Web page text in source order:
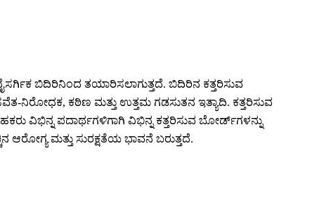
ಬಿದಿರಿನಿಂದ ತಯಾರಿಸಲಾಗುತ್ತದೆ. ಬಿದಿರಿನ ಕತ್ತರಿಸುವ
ನಿರೋಧಕ, ಕಠಿಣ ಮತ್ತು ಉತ್ತಮ ಗಡಸುತನ ಇತ್ಯಾದಿ. ಕತ್ತರಿಸುವ
ವಿಭಿನ್ನ ಪದಾರ್ಥಗಳಿಗಾಗಿ ವಿಭಿನ್ನ ಕತ್ತರಿಸುವ ಬೋರ್ಡ್‌ಗಳನ್ನು
ಆರೋಗ್ಯ ಮತ್ತು ಸುರಕ್ಷತೆಯ ಭಾವನೆ ಬರುತ್ತದೆ.